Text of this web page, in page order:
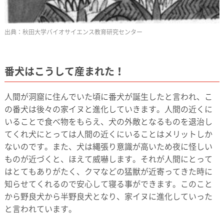
秋田大学バイオサイエンス教育研究センター
番犬はこうして産まれた！
人間が洞窟に住んでいた頃に番犬が誕生したと言われ、こ
の番犬は後々の家イヌと進化していきます。人間の近くに
いることで食べ物をもらえ、犬の外敵となるものを退治し
てくれ犬にとっては人間の近くにいることはメリットしか
ないのです。また、犬は縄張り意識が高いため夜に怪しい
ものが近づくと、ほえて威嚇します。それが人間にとって
はとてもありがたく、クマなどの猛獣が近寄ってきた時に
知らせてくれるので安心して寝る事ができます。このこと
から野良犬から半野良犬となり、家イヌに進化していった
と言われています。